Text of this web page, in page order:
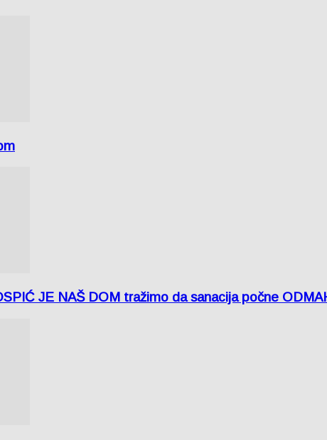
JE NAŠ DOM tražimo da sanacija počne